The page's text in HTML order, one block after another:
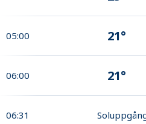
05:00 21°
06:00 21°
06:31